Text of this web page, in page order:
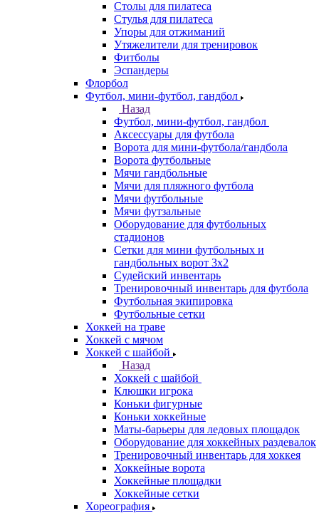
Столы для пилатеса
Стулья для пилатеса
Упоры для отжиманий
Утяжелители для тренировок
Фитболы
Эспандеры
Флорбол
Футбол, мини-футбол, гандбол
Назад
Футбол, мини-футбол, гандбол
Аксессуары для футбола
Ворота для мини-футбола/гандбола
Ворота футбольные
Мячи гандбольные
Мячи для пляжного футбола
Мячи футбольные
Мячи футзальные
Оборудование для футбольных
стадионов
Сетки для мини футбольных и
гандбольных ворот 3х2
Судейский инвентарь
Тренировочный инвентарь для футбола
Футбольная экипировка
Футбольные сетки
Хоккей на траве
Хоккей с мячом
Хоккей с шайбой
Назад
Хоккей с шайбой
Клюшки игрока
Коньки фигурные
Коньки хоккейные
Маты-барьеры для ледовых площадок
Оборудование для хоккейных раздевалок
Тренировочный инвентарь для хоккея
Хоккейные ворота
Хоккейные площадки
Хоккейные сетки
Хореография